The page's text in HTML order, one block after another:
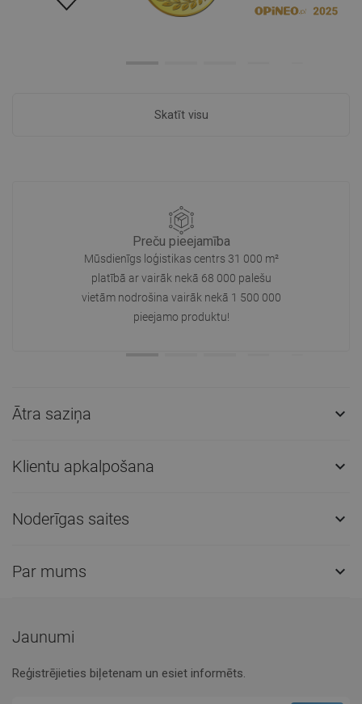
Skatīt visu
Preču pieejamība
Mūsdienīgs loģistikas centrs 31 000 m²
platībā ar vairāk nekā 68 000 palešu
vietām nodrošina vairāk nekā 1 500 000
pieejamo produktu!
Ātra saziņa 
Klientu apkalpošana 
Noderīgas saites 
Par mums 
Jaunumi
Reģistrējieties biļetenam un esiet informēts.